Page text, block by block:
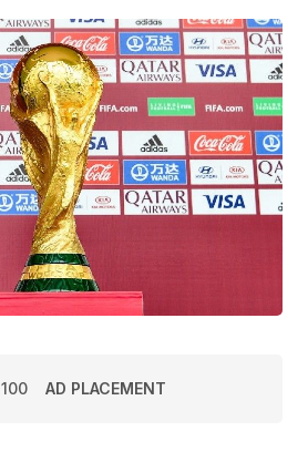
AD PLACEMENT